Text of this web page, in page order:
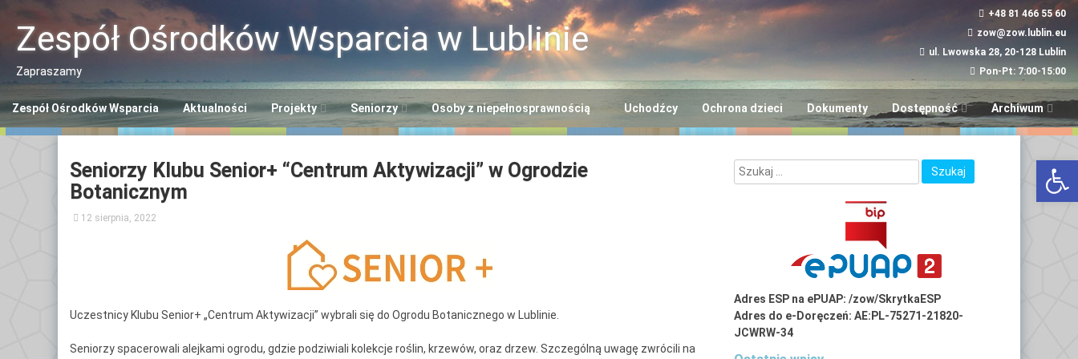
treściZespół Ośrodków Wsparcia w Lublinie
Zapraszamy
+48 81 466 55 60
zow@zow.lublin.eu
ul. Lwowska 28, 20-128 Lublin
Pon-Pt: 7:00-15:00
Zespół Ośrodków Wsparcia Aktualności Projekty
Seniorzy ASY”
Opaska SOS dla Seniora
Polityka Senioralna EFS
Seniorzy
Socjalnych
Centrum Dziennego
Pobytu nr 2
Centrum Dziennego
Osoby z niepełnosprawnością
Mieszkalne
Ośrodek Wsparcia dla
Osób z
“Benjamin”
Uchodźcy Ochrona dzieci Dokumenty Dostępność
dostępności
Archiwum
LUBinclusiON
Seniorzy Klubu Senior+ “Centrum Aktywizacji” w Ogrodzie
Botanicznym
12 sierpnia, 2022
Uczestnicy Klubu Senior+ „Centrum Aktywizacji” wybrali się do Ogrodu Botanicznego w Lublinie.
Seniorzy spacerowali alejkami ogrodu, gdzie podziwiali kolekcje roślin, krzewów, oraz drzew. Szczególną uwagę zwrócili na
Adres ESP na ePUAP: /zow/SkrytkaESP
Adres do e-Doręczeń: AE:PL-75271-21820-
JCWRW-34